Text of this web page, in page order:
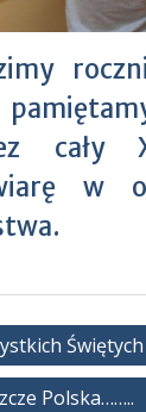
cały
w
Świętych
Polska……..